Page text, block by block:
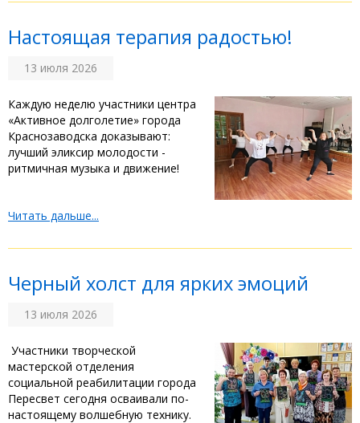
‎Настоящая терапия радостью!
13 июля 2026
‎Каждую неделю участники центра
«Активное долголетие» города
Краснозаводска доказывают:
лучший эликсир молодости -
ритмичная музыка и движение! ‎
Читать дальше...
Черный холст для ярких эмоций
13 июля 2026
‎Участники творческой
мастерской отделения
социальной реабилитации города
Пересвет сегодня осваивали по-
настоящему волшебную технику.